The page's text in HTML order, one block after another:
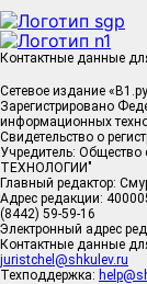
Контактные данные
Сетевое издание
Зарегистрировано
информационных
Свидетельство о
Учредитель: Общество
ТЕХНОЛОГИИ"
Главный редактор:
Адрес редакции:
(8442) 59-59-16
Электронный адрес
Контактные данные
juristchel@shkulev.ru
Техподдержка: